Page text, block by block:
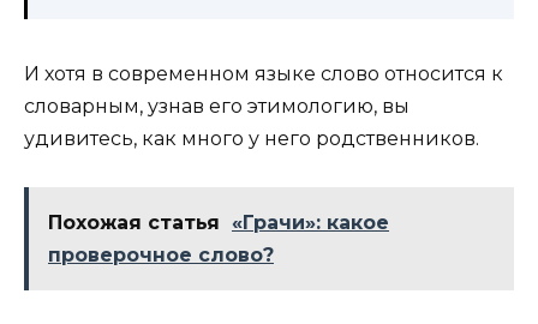
И хотя в современном языке слово относится к
словарным, узнав его этимологию, вы
удивитесь, как много у него родственников.
Похожая статья
«Грачи»: какое
проверочное слово?